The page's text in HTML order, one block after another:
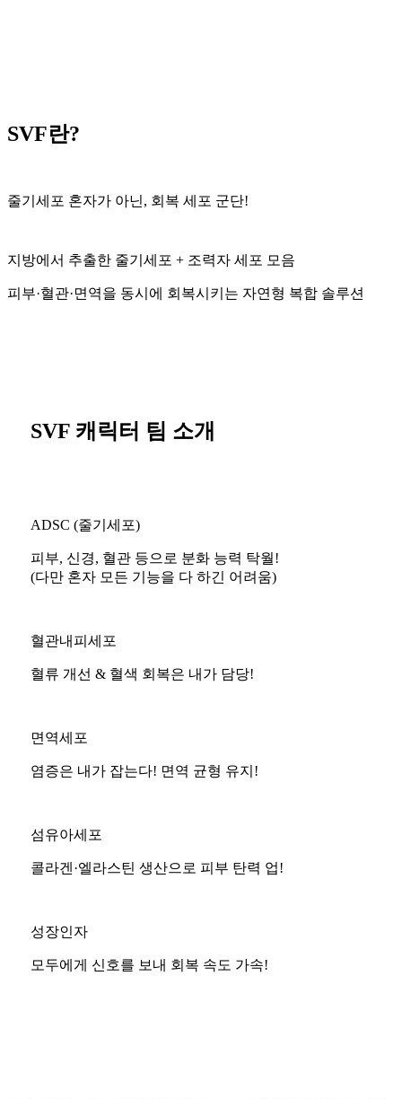
SVF란?
줄기세포 혼자가 아닌, 회복 세포 군단!
지방에서 추출한 줄기세포 + 조력자 세포 모음
피부·혈관·면역을 동시에 회복시키는 자연형 복합 솔루션
SVF 캐릭터 팀 소개
ADSC (줄기세포)
피부, 신경, 혈관 등으로 분화 능력 탁월!
(다만 혼자 모든 기능을 다 하긴 어려움)
혈관내피세포
혈류 개선 & 혈색 회복은 내가 담당!
면역세포
염증은 내가 잡는다! 면역 균형 유지!
섬유아세포
콜라겐·엘라스틴 생산으로 피부 탄력 업!
성장인자
모두에게 신호를 보내 회복 속도 가속!